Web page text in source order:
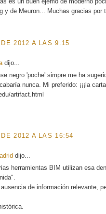
y de Meuron... Muchas gracias por
2012 A LAS 9:15
dijo...
negro 'poche' simpre me ha
nunca. Mi preferido: ¡¡¡la
artifact.html
2012 A LAS 16:54
dijo...
herramientas BIM utilizan esa
de información relevante,